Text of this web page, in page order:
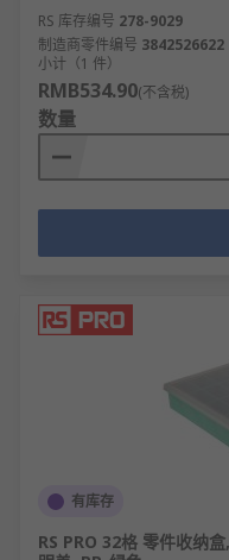
RS 库存编号 278-9029
制造商零件编号 3842526622
小计（1 件）
RMB534.90(不含税)
数量
有库存
RS PRO 32格 零件收纳